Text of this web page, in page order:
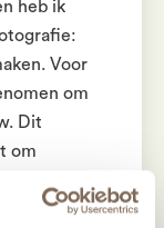
heb ik
Voor
om
Dit
om